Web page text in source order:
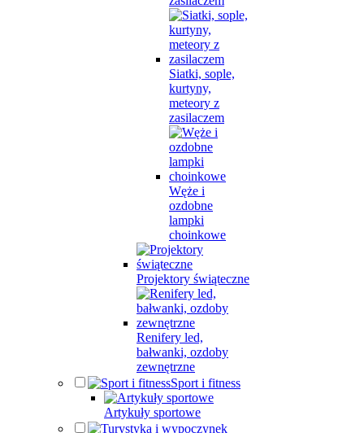
Siatki, sople,
kurtyny,
meteory z
zasilaczem
Węże i
ozdobne
lampki
choinkowe
Projektory świąteczne
Renifery led,
bałwanki, ozdoby
zewnętrzne
Sport i fitness
Artykuły sportowe